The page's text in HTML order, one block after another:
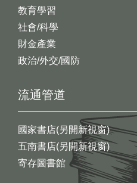
教育學習
社會/科學
財金產業
政治/外交/國防
流通管道
國家書店(另開新視窗)
五南書店(另開新視窗)
寄存圖書館